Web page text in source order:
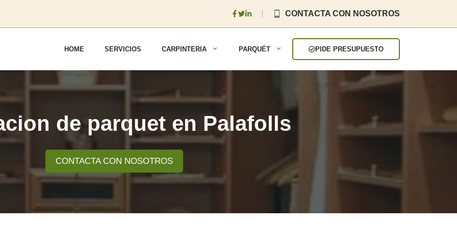
CONTACTA CON NOSOTROS
HOME SERVICIOS CARPINTERIA PARQUÉT PIDE PRESUPUESTO
de parquet en Palafolls
CONTACTA CON NOSOTROS